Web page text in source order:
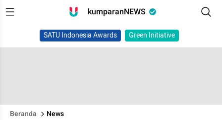
kumparanNEWS
SATU Indonesia Awards Green Initiative
Beranda News